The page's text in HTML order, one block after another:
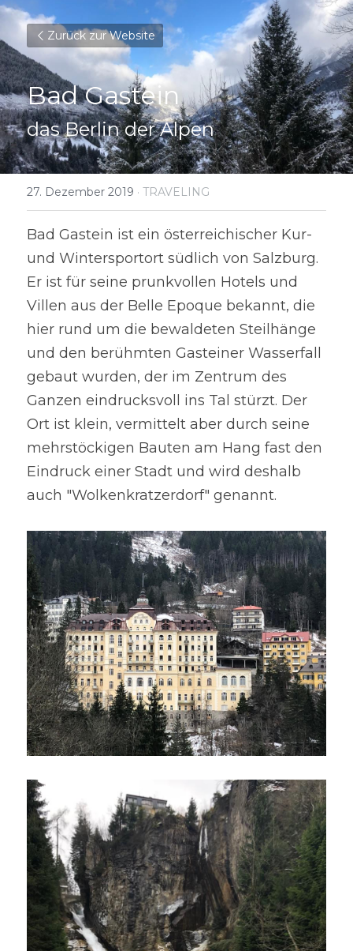
Zurück zur Website
Bad Gastein
das Berlin der Alpen
27. Dezember 2019 · TRAVELING
Bad Gastein ist ein österreichischer Kur-
und Wintersportort südlich von Salzburg.
Er ist für seine prunkvollen Hotels und
Villen aus der Belle Epoque bekannt, die
hier rund um die bewaldeten Steilhänge
und den berühmten Gasteiner Wasserfall
gebaut wurden, der im Zentrum des
Ganzen eindrucksvoll ins Tal stürzt. Der
Ort ist klein, vermittelt aber durch seine
mehrstöckigen Bauten am Hang fast den
Eindruck einer Stadt und wird deshalb
auch "Wolkenkratzerdorf" genannt.